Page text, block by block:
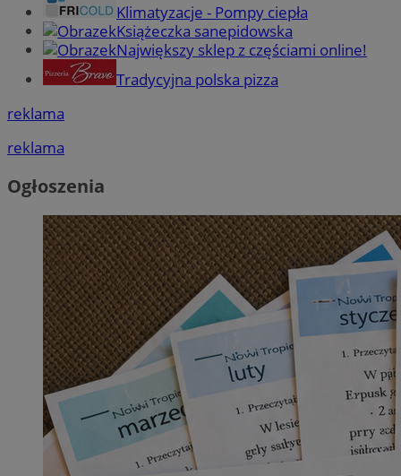
Klimatyzacje - Pompy ciepła
Książeczka sanepidowska
Największy sklep z częściami online!
Tradycyjna polska pizza
reklama
reklama
Ogłoszenia